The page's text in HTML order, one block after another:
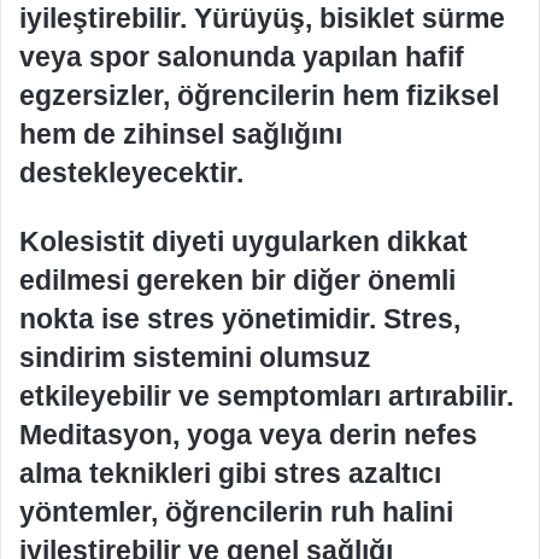
iyileştirebilir. Yürüyüş, bisiklet sürme
veya spor salonunda yapılan hafif
egzersizler, öğrencilerin hem fiziksel
hem de zihinsel sağlığını
destekleyecektir.
Kolesistit diyeti uygularken dikkat
edilmesi gereken bir diğer önemli
nokta ise stres yönetimidir. Stres,
sindirim sistemini olumsuz
etkileyebilir ve semptomları artırabilir.
Meditasyon, yoga veya derin nefes
alma teknikleri gibi stres azaltıcı
yöntemler, öğrencilerin ruh halini
iyileştirebilir ve genel sağlığı